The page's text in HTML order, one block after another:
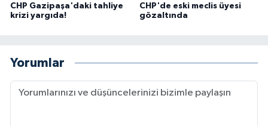
CHP Gazipaşa'daki tahliye
krizi yargıda!
CHP'de eski meclis üyesi
gözaltında
Yorumlar